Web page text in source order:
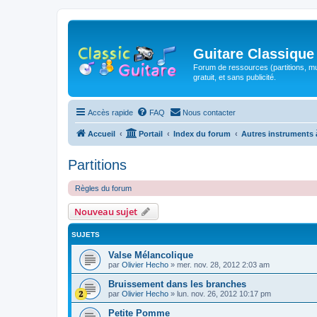
Guitare Classique
Forum de ressources (partitions,
gratuit, et sans publicité.
Accès rapide FAQ Nous contacter
Accueil Portail Index du forum Autres instruments
Partitions
Règles du forum
Nouveau sujet
SUJETS
Valse Mélancolique
par Olivier Hecho » mer. nov. 28, 2012 2:03 am
Bruissement dans les branches
par Olivier Hecho » lun. nov. 26, 2012 10:17 pm
Petite Pomme